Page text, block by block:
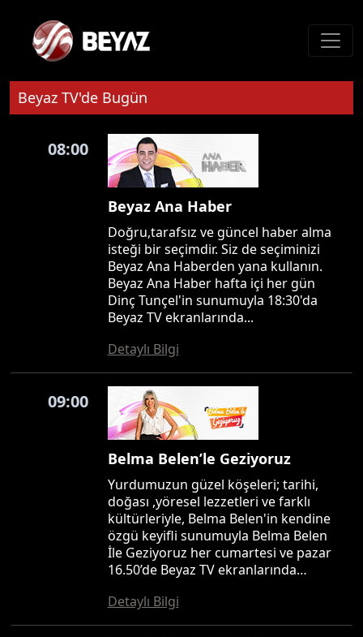
Beyaz TV'de Bugün
08:00
Beyaz Ana Haber
Doğru,tarafsız ve güncel haber alma
isteği bir seçimdir. Siz de seçiminizi
Beyaz Ana Haberden yana kullanın.
Beyaz Ana Haber hafta içi her gün
Dinç Tunçel'in sunumuyla 18:30'da
Beyaz TV ekranlarında...
Detaylı Bilgi
09:00
Belma Belen’le Geziyoruz
Yurdumuzun güzel köşeleri; tarihi,
doğası ,yöresel lezzetleri ve farklı
kültürleriyle, Belma Belen'in kendine
özgü keyifli sunumuyla Belma Belen
İle Geziyoruz her cumartesi ve pazar
16.50’de Beyaz TV ekranlarında…
Detaylı Bilgi